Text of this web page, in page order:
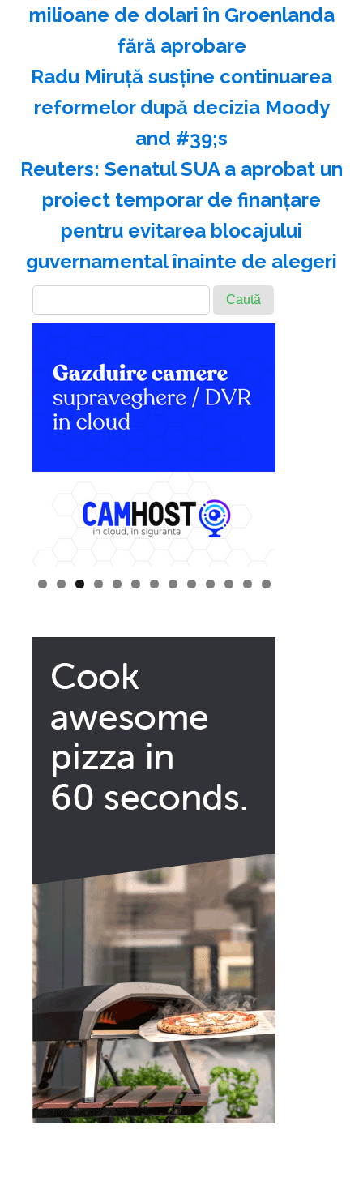
milioane de dolari în Groenlanda
fără aprobare
Radu Miruţă susţine continuarea
reformelor după decizia Moody
and #39;s
Reuters: Senatul SUA a aprobat un
proiect temporar de finanţare
pentru evitarea blocajului
guvernamental înainte de alegeri